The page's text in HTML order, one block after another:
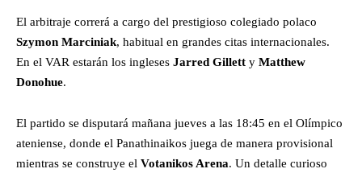
El arbitraje correrá a cargo del prestigioso colegiado polaco
Szymon Marciniak, habitual en grandes citas internacionales.
En el VAR estarán los ingleses Jarred Gillett y Matthew
Donohue.
El partido se disputará mañana jueves a las 18:45 en el Olímpico
ateniense, donde el Panathinaikos juega de manera provisional
mientras se construye el Votanikos Arena. Un detalle curioso